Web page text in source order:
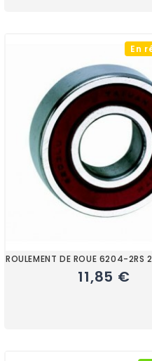
En
ROULEMENT DE ROUE 6204-2RS
11,85 €